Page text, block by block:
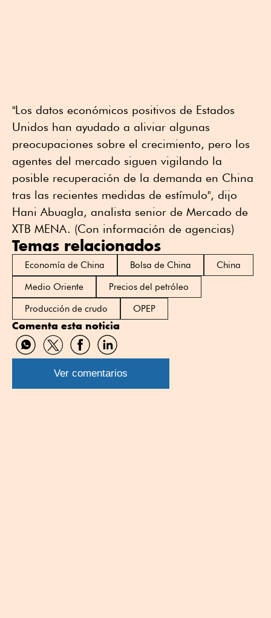
"Los datos económicos positivos de Estados
Unidos han ayudado a aliviar algunas
preocupaciones sobre el crecimiento, pero los
agentes del mercado siguen vigilando la
posible recuperación de la demanda en China
tras las recientes medidas de estímulo", dijo
Hani Abuagla, analista senior de Mercado de
XTB MENA. (Con información de agencias)
Temas relacionados
Economía de China Bolsa de China
China
Medio Oriente
Precios del petróleo
Producción de crudo
OPEP
Comenta esta noticia
Compartir
por
WhatsApp
Compartir
por
Twitter
Compartir
por
Facebook
Compartir
por
Linkedin
Ver comentarios